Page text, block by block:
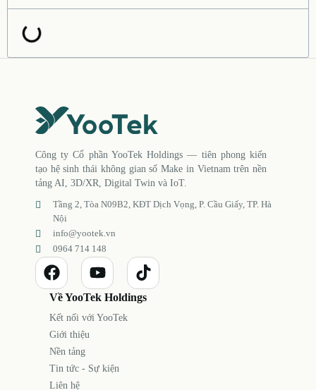
Công ty Cổ phần YooTek Holdings — tiên phong kiến
tạo hệ sinh thái không gian số Make in Vietnam trên nền
tảng AI, 3D/XR, Digital Twin và IoT.
Tầng 2, Tòa N09B2, KĐT Dịch Vọng, P. Cầu Giấy, TP. Hà
Nội
info@yootek.vn
0964 714 148
Về YooTek Holdings
Kết nối với YooTek
Giới thiệu
Nền tảng
Tin tức - Sự kiện
Liên hệ